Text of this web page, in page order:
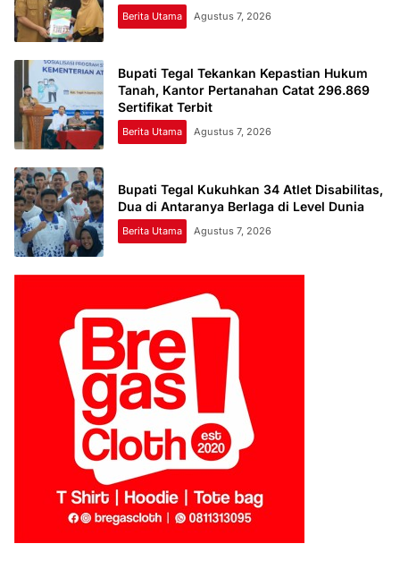
Berita Utama Agustus 7, 2026
Bupati Tegal Tekankan Kepastian Hukum
Tanah, Kantor Pertanahan Catat 296.869
Sertifikat Terbit
Berita Utama Agustus 7, 2026
Bupati Tegal Kukuhkan 34 Atlet Disabilitas,
Dua di Antaranya Berlaga di Level Dunia
Berita Utama Agustus 7, 2026